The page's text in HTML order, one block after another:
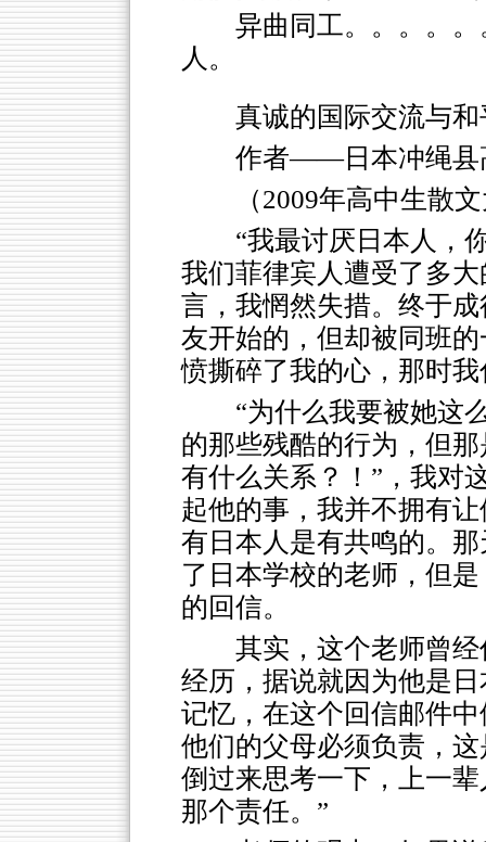
异曲同工。。。。。
人。
真诚的国际交流与和
作者——日本冲绳县
（2009年高中生散
“我最讨厌日本人，
我们菲律宾人遭受了多
言，我惘然失措。终于
友开始的，但却被同班
愤撕碎了我的心，那时
“为什么我要被她这
的那些残酷的行为，但
有什么关系？！”，我对
起他的事，我并不拥有
有日本人是有共鸣的。
了日本学校的老师，但
的回信。
其实，这个老师曾
经历，据说就因为他是
记忆，在这个回信邮件
他们的父母必须负责，
倒过来思考一下，上一
那个责任。”